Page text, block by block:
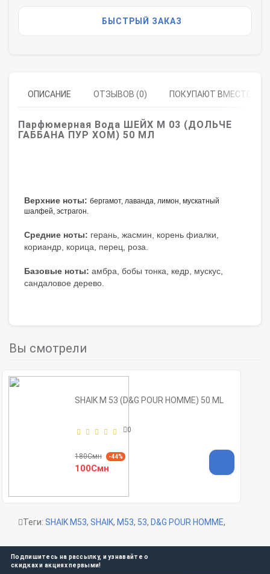
БЫСТРЫЙ ЗАКАЗ
ОПИСАНИЕ ОТЗЫВОВ (0) ПОКУПАЮТ ВМЕСТЕ
Парфюмерная Вода ШЕЙХ M 03 (ДОЛЬЧЕ
ГАББАНА ПУР ХОМ) 50 МЛ
Верхние ноты: бергамот, лаванда, лимон, мускатный
шалфей, эстрагон.
Средние ноты: герань, жасмин, корень фиалки,
кориандр, корица, перец, роза.
Базовые ноты: амбра, бобы тонка, кедр, мускус,
сандаловое дерево.
Вы смотрели
SHAIK M 53 (D&G POUR HOMME) 50 ML
0
180Смн -44%
100Смн
Теги: SHAIK M53, SHAIK, M53, 53, D&G POUR HOMME,
Подпишитесь на рассылку, и узнавайте о
скидках и акциях первыми!